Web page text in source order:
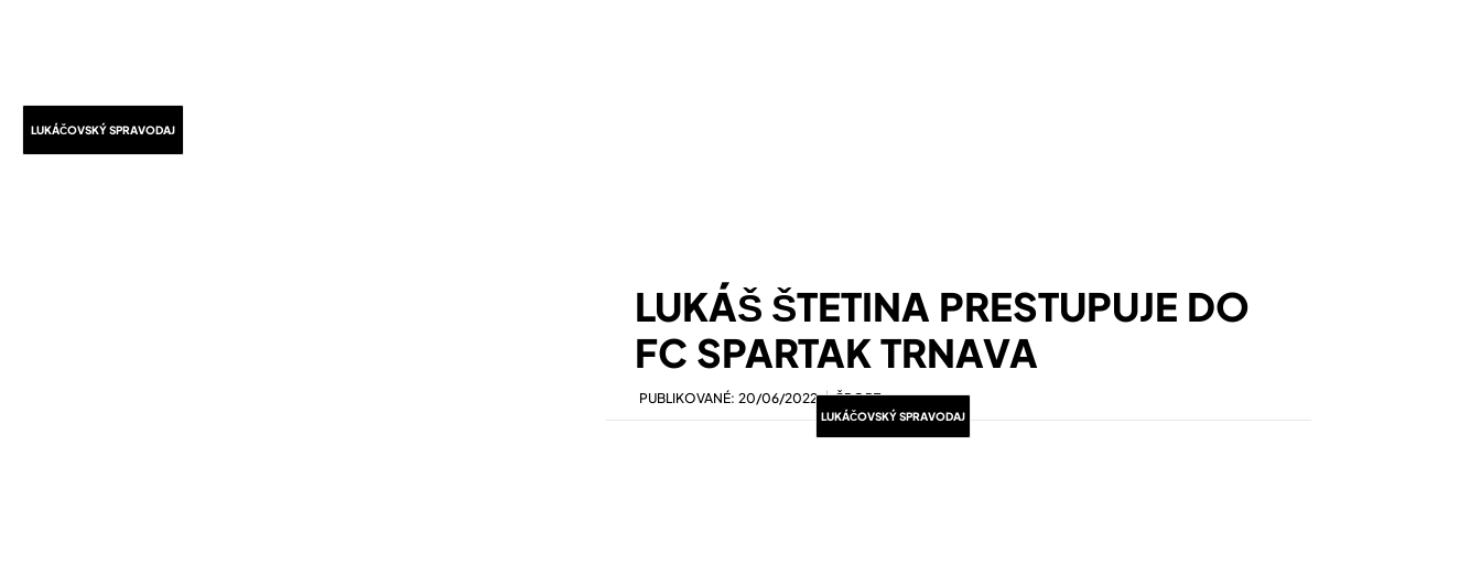
LUKÁČOVSKÝ SPRAVODAJ
LUKÁŠ ŠTETINA PRESTUPUJE DO
FC SPARTAK TRNAVA
PUBLIKOVANÉ: 20/06/2022 ŠPORT
LUKÁČOVSKÝ SPRAVODAJ